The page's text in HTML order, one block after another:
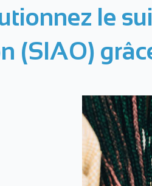
le
(SIAO)